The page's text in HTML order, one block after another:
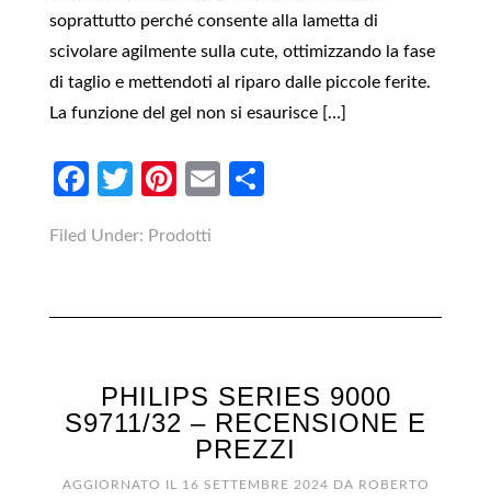
soprattutto perché consente alla lametta di
scivolare agilmente sulla cute, ottimizzando la fase
di taglio e mettendoti al riparo dalle piccole ferite.
La funzione del gel non si esaurisce […]
Facebook
Twitter
Pinterest
Email
Filed Under: Prodotti
PHILIPS SERIES 9000
S9711/32 – RECENSIONE E
PREZZI
AGGIORNATO IL 16 SETTEMBRE 2024 DA ROBERTO